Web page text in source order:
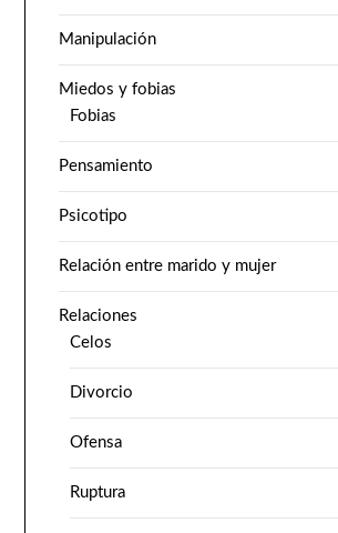
Manipulación
Miedos y fobias
Fobias
Pensamiento
Psicotipo
Relación entre marido y mujer
Relaciones
Celos
Divorcio
Ofensa
Ruptura